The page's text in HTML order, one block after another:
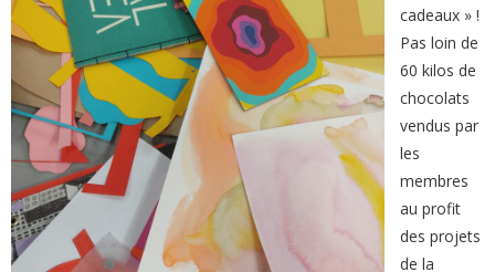
cadeaux » !
Pas loin de
60 kilos de
chocolats
vendus par
les
membres
au profit
des projets
de la